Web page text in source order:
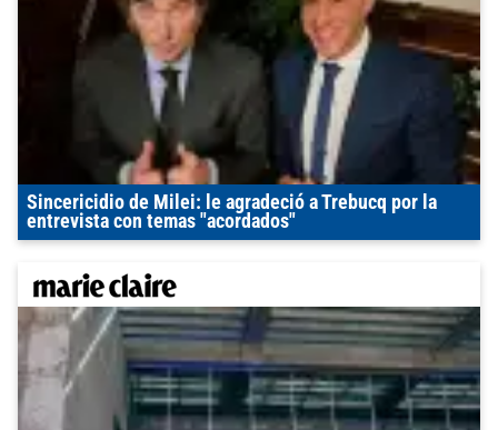
Sincericidio de Milei: le agradeció a Trebucq por la
entrevista con temas "acordados"